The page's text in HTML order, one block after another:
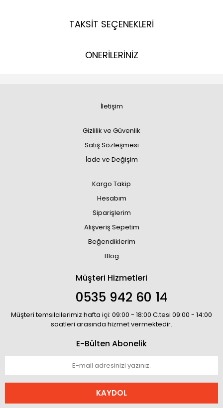
TAKSİT SEÇENEKLERİ
ÖNERİLERİNİZ
İletişim
Gizlilik ve Güvenlik
Satış Sözleşmesi
İade ve Değişim
Kargo Takip
Hesabım
Siparişlerim
Alışveriş Sepetim
Beğendiklerim
Blog
Müşteri Hizmetleri
0535 942 60 14
Müşteri temsilcilerimiz hafta içi: 09:00 - 18:00 C.tesi 09:00 - 14:00
saatleri arasında hizmet vermektedir.
E-Bülten Abonelik
KAYDOL